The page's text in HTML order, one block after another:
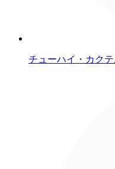
チューハイ・カク